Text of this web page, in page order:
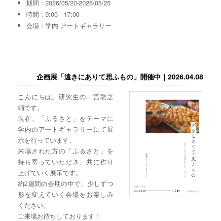
期間：2026/05/20-2026/05/25
時間：9:00 - 17:00
会場：学内 アートギャラリー
企画展「遠きにありて思ふもの」開催中｜2026.04.08
こんにちは。研究生の二宮龍之
輔です。
現在、「ふるさと」をテーマに
学内のアートギャラリーにて展
示を行っています。
来場された方の「ふるさと」を
持ち寄っていただき、共に作り
上げていく展示です。
約2週間の会期の中で、少しずつ
形を変えていく会場をお楽しみ
ください。
ご来場お待ちしております！